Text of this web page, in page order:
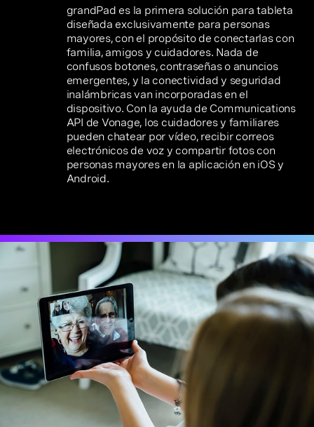
grandPad es la primera solución para tableta
diseñada exclusivamente para personas
mayores, con el propósito de conectarlas con
familia, amigos y cuidadores. Nada de
confusos botones, contraseñas o anuncios
emergentes, y la conectividad y seguridad
inalámbricas van incorporadas en el
dispositivo. Con la ayuda de Communications
API de Vonage, los cuidadores y familiares
pueden chatear por vídeo, recibir correos
electrónicos de voz y compartir fotos con
personas mayores en la aplicación en iOS y
Android.